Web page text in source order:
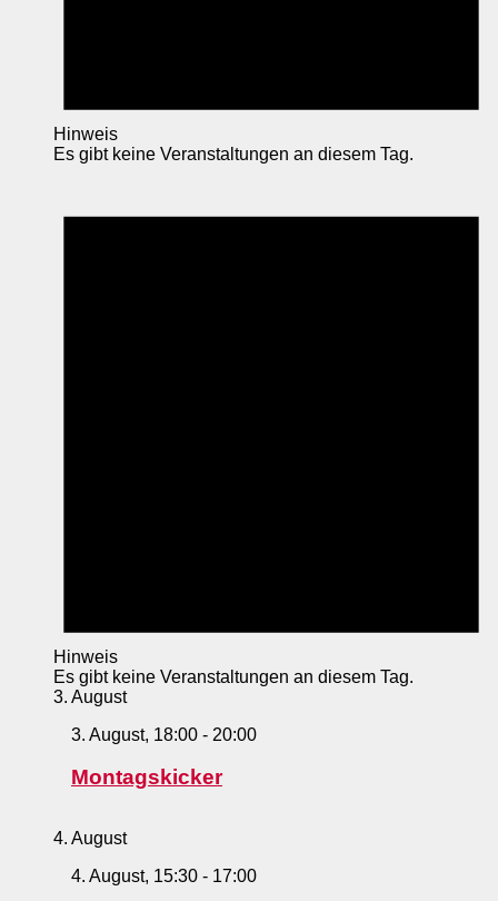
Hinweis
Es gibt keine Veranstaltungen an diesem Tag.
Hinweis
Es gibt keine Veranstaltungen an diesem Tag.
3. August
3. August, 18:00 - 20:00
Montagskicker
4. August
4. August, 15:30 - 17:00